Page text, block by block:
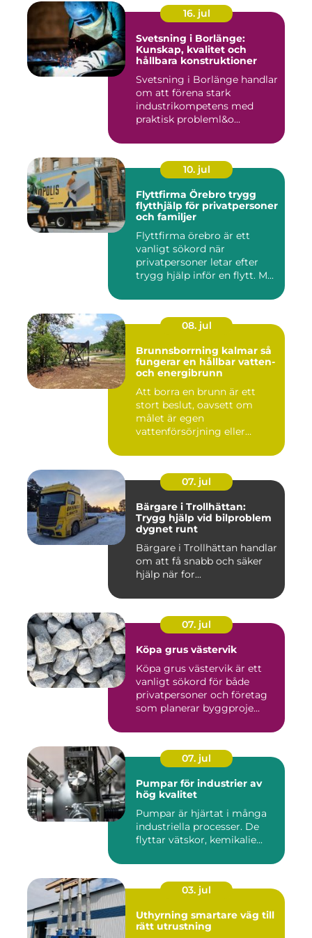
16. jul
Svetsning i Borlänge:
Kunskap, kvalitet och
hållbara konstruktioner
Svetsning i Borlänge handlar
om att förena stark
industrikompetens med
praktisk probleml&o...
10. jul
Flyttfirma Örebro trygg
flytthjälp för privatpersoner
och familjer
Flyttfirma örebro är ett
vanligt sökord när
privatpersoner letar efter
trygg hjälp inför en flytt. M...
08. jul
Brunnsborrning kalmar så
fungerar en hållbar vatten-
och energibrunn
Att borra en brunn är ett
stort beslut, oavsett om
målet är egen
vattenförsörjning eller
07. jul
Bärgare i Trollhättan:
Trygg hjälp vid bilproblem
dygnet runt
Bärgare i Trollhättan handlar
om att få snabb och säker
hjälp när for...
07. jul
Köpa grus västervik
Köpa grus västervik är ett
vanligt sökord för både
privatpersoner och företag
som planerar byggproje...
07. jul
Pumpar för industrier av
hög kvalitet
Pumpar är hjärtat i många
industriella processer. De
flyttar vätskor, kemikalie...
03. jul
Uthyrning smartare väg till
rätt utrustning